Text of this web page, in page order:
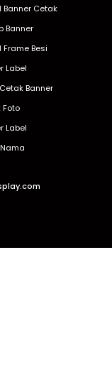
Banner Cetak
Banner
Frame Besi
Label
Banner
Foto
Label